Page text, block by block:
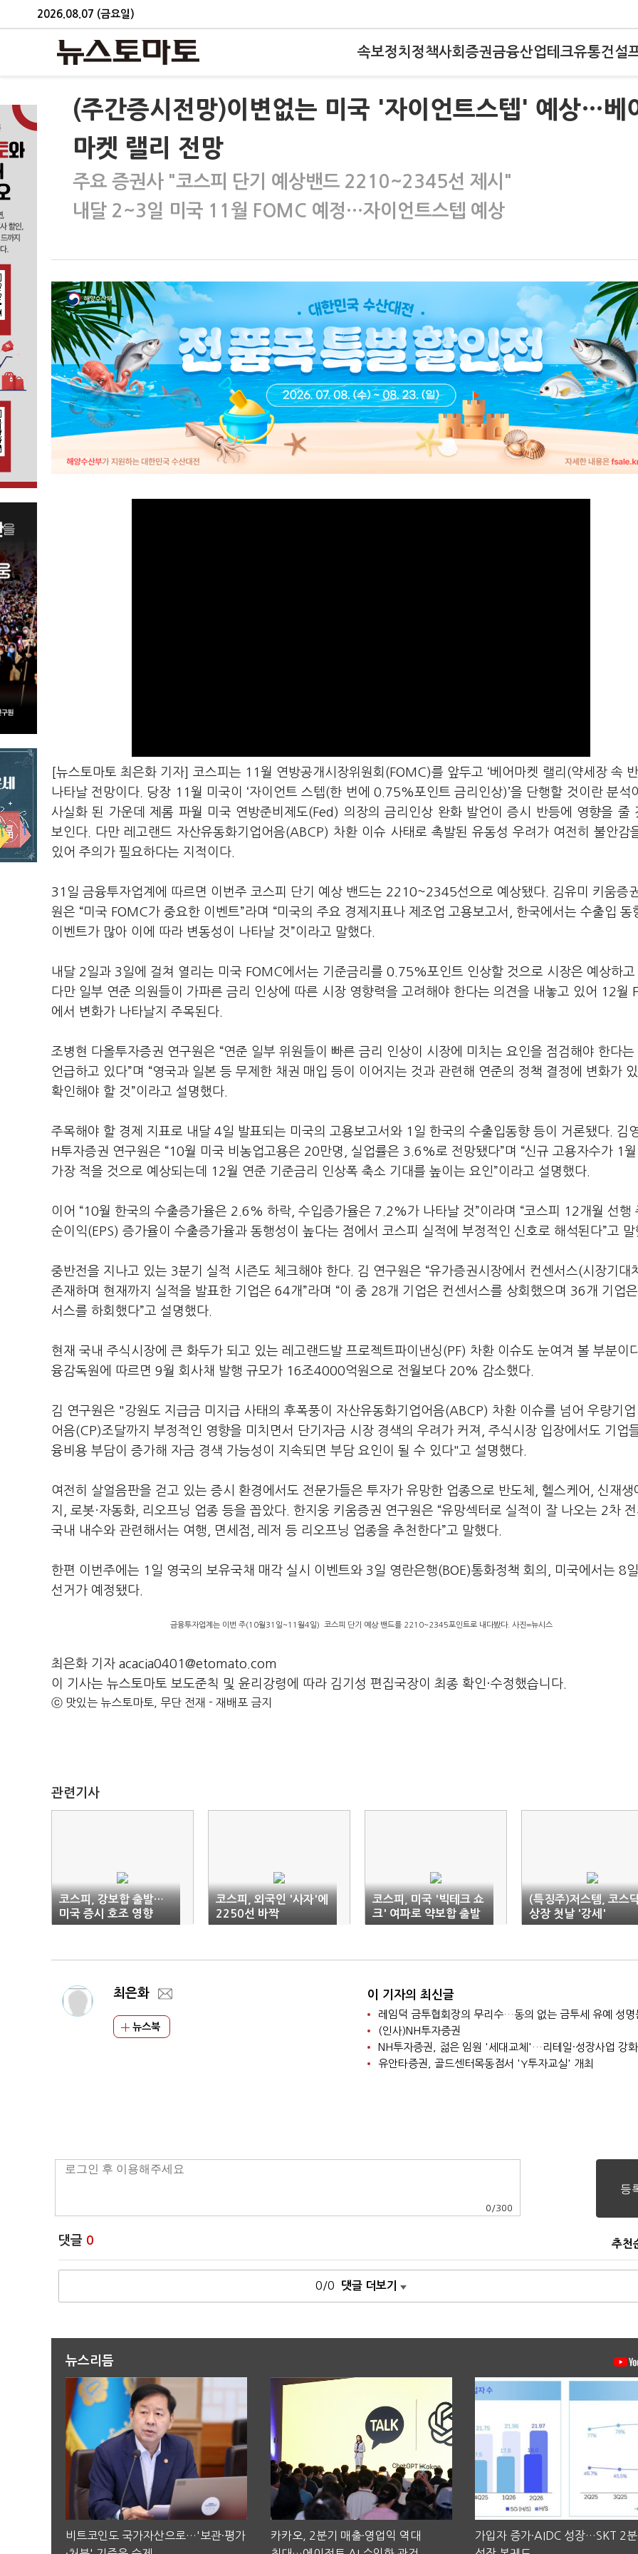
2026.08.07 (금요일)
속보정치 정책사회 증권금융산업테크유통건설
(주간증시전망)이변없는 미국 '자이언트스텝' 예상…베
마켓 랠리 전망
주요 증권사 "코스피 단기 예상밴드 2210~2345선 제시"
내달 2~3일 미국 11월 FOMC 예정…자이언트스텝 예상
[뉴스토마토 최은화 기자] 코스피는 11월 연방공개시장위원회(FOMC)를 앞두고 ‘베어마켓 랠리(약세장 속
나타날 전망이다. 당장 11월 미국이 ‘자이언트 스텝(한 번에 0.75%포인트 금리인상)’을 단행할 것이란 분석
사실화 된 가운데 제롬 파월 미국 연방준비제도(Fed) 의장의 금리인상 완화 발언이 증시 반등에 영향을 줄
보인다. 다만 레고랜드 자산유동화기업어음(ABCP) 차환 이슈 사태로 촉발된 유동성 우려가 여전히 불안감
있어 주의가 필요하다는 지적이다.
31일 금융투자업계에 따르면 이번주 코스피 단기 예상 밴드는 2210~2345선으로 예상됐다. 김유미 키움증
원은 “미국 FOMC가 중요한 이벤트”라며 “미국의 주요 경제지표나 제조업 고용보고서, 한국에서는 수출입 동
이벤트가 많아 이에 따라 변동성이 나타날 것”이라고 말했다.
내달 2일과 3일에 걸쳐 열리는 미국 FOMC에서는 기준금리를 0.75%포인트 인상할 것으로 시장은 예상하고
다만 일부 연준 의원들이 가파른 금리 인상에 따른 시장 영향력을 고려해야 한다는 의견을 내놓고 있어 12월
에서 변화가 나타날지 주목된다.
조병현 다올투자증권 연구원은 “연준 일부 위원들이 빠른 금리 인상이 시장에 미치는 요인을 점검해야 한다는
언급하고 있다”며 “영국과 일본 등 무제한 채권 매입 등이 이어지는 것과 관련해 연준의 정책 결정에 변화가
확인해야 할 것”이라고 설명했다.
주목해야 할 경제 지표로 내달 4일 발표되는 미국의 고용보고서와 1일 한국의 수출입동향 등이 거론됐다. 김
H투자증권 연구원은 “10월 미국 비농업고용은 20만명, 실업률은 3.6%로 전망됐다”며 “신규 고용자수가 1
가장 적을 것으로 예상되는데 12월 연준 기준금리 인상폭 축소 기대를 높이는 요인”이라고 설명했다.
이어 “10월 한국의 수출증가율은 2.6% 하락, 수입증가율은 7.2%가 나타날 것”이라며 “코스피 12개월 선행
순이익(EPS) 증가율이 수출증가율과 동행성이 높다는 점에서 코스피 실적에 부정적인 신호로 해석된다”고
중반전을 지나고 있는 3분기 실적 시즌도 체크해야 한다. 김 연구원은 “유가증권시장에서 컨센서스(시장기대
존재하며 현재까지 실적을 발표한 기업은 64개”라며 “이 중 28개 기업은 컨센서스를 상회했으며 36개 기업
서스를 하회했다”고 설명했다.
현재 국내 주식시장에 큰 화두가 되고 있는 레고랜드발 프로젝트파이낸싱(PF) 차환 이슈도 눈여겨 볼 부분이
융감독원에 따르면 9월 회사채 발행 규모가 16조4000억원으로 전월보다 20% 감소했다.
김 연구원은 "강원도 지급금 미지급 사태의 후폭풍이 자산유동화기업어음(ABCP) 차환 이슈를 넘어 우량기
어음(CP)조달까지 부정적인 영향을 미치면서 단기자금 시장 경색의 우려가 커져, 주식시장 입장에서도 기업
융비용 부담이 증가해 자금 경색 가능성이 지속되면 부담 요인이 될 수 있다"고 설명했다.
여전히 살얼음판을 걷고 있는 증시 환경에서도 전문가들은 투자가 유망한 업종으로 반도체, 헬스케어, 신재생
지, 로봇·자동화, 리오프닝 업종 등을 꼽았다. 한지웅 키움증권 연구원은 “유망섹터로 실적이 잘 나오는 2차
국내 내수와 관련해서는 여행, 면세점, 레저 등 리오프닝 업종을 추천한다”고 말했다.
한편 이번주에는 1일 영국의 보유국채 매각 실시 이벤트와 3일 영란은행(BOE)통화정책 회의, 미국에서는 8
선거가 예정됐다.
금융투자업계는 이번 주(10월31일~11월4일) 코스피 단기 예상 밴드를 2210~2345포인트로 내다봤다. 사진=뉴시스
최은화 기자 acacia0401@etomato.com
이 기사는 뉴스토마토 보도준칙 및 윤리강령에 따라 김기성 편집국장이 최종 확인·수정했습니다.
ⓒ 맛있는 뉴스토마토, 무단 전재 - 재배포 금지
관련기사
코스피, 강보합 출발…
미국 증시 호조 영향
코스피, 외국인 '사자'에
2250선 바짝
코스피, 미국 '빅테크 쇼
크' 여파로 약보합 출발
(특징주)저스템, 코스
상장 첫날 '강세'
최은화
뉴스북
이 기자의 최신글
레임덕 금투협회장의 무리수…동의 없는 금투세 유예 성명
(인사)NH투자증권
NH투자증권, 젊은 임원 '세대교체'…리테일·성장사업 강화
유안타증권, 골드센터목동점서 'Y투자교실' 개최
0 /300
댓글 0 추천
0/0 댓글 더보기
뉴스리듬
비트코인도 국가자산으로…'보관·평가
카카오, 2분기 매출·영업익 역대
가입자 증가·AIDC 성장…SKT 2